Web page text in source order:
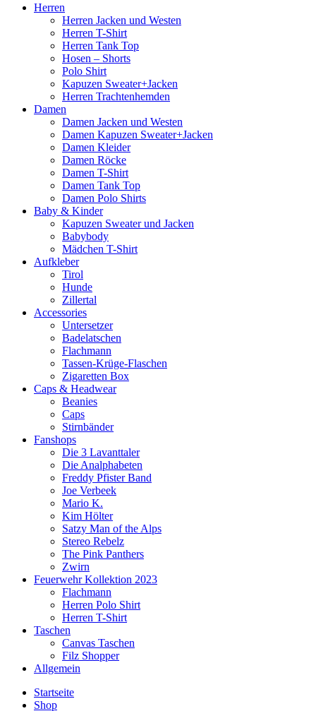
Herren
Herren Jacken und Westen
Herren T-Shirt
Herren Tank Top
Hosen – Shorts
Polo Shirt
Kapuzen Sweater+Jacken
Herren Trachtenhemden
Damen
Damen Jacken und Westen
Damen Kapuzen Sweater+Jacken
Damen Kleider
Damen Röcke
Damen T-Shirt
Damen Tank Top
Damen Polo Shirts
Baby & Kinder
Kapuzen Sweater und Jacken
Babybody
Mädchen T-Shirt
Aufkleber
Tirol
Hunde
Zillertal
Accessories
Untersetzer
Badelatschen
Flachmann
Tassen-Krüge-Flaschen
Zigaretten Box
Caps & Headwear
Beanies
Caps
Stirnbänder
Fanshops
Die 3 Lavanttaler
Die Analphabeten
Freddy Pfister Band
Joe Verbeek
Mario K.
Kim Hölter
Satzy Man of the Alps
Stereo Rebelz
The Pink Panthers
Zwirn
Feuerwehr Kollektion 2023
Flachmann
Herren Polo Shirt
Herren T-Shirt
Taschen
Canvas Taschen
Filz Shopper
Allgemein
Startseite
Shop